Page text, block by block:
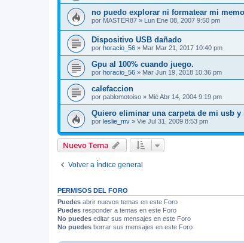
no puedo explorar ni formatear mi
por MASTER87 » Lun Ene 08, 2007 9:50 pm
Dispositivo USB dañado
por horacio_56 » Mar Mar 21, 2017 10:40 pm
Gpu al 100% cuando juego.
por horacio_56 » Mar Jun 19, 2018 10:36 pm
calefaccion
por pablomotoiso » Mié Abr 14, 2004 9:19 pm
Quiero eliminar una carpeta de mi usb y
por leslie_mv » Vie Jul 31, 2009 8:53 pm
Nuevo Tema
Volver a Índice general
PERMISOS DEL FORO
Puedes abrir nuevos temas en este Foro
Puedes responder a temas en este Foro
No puedes editar sus mensajes en este Foro
No puedes borrar sus mensajes en este Foro